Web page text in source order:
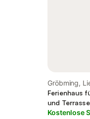
Gröbming,
Ferienhaus
und
Kostenlose